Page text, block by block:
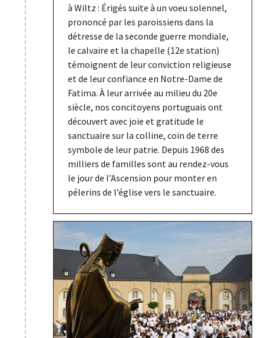
à Wiltz : Érigés suite à un voeu solennel,
prononcé par les paroissiens dans la
détresse de la seconde guerre mondiale,
le calvaire et la chapelle (12e station)
témoignent de leur conviction religieuse
et de leur confiance en Notre-Dame de
Fatima. À leur arrivée au milieu du 20e
siècle, nos concitoyens portuguais ont
découvert avec joie et gratitude le
sanctuaire sur la colline, coin de terre
symbole de leur patrie. Depuis 1968 des
milliers de familles sont au rendez-vous
le jour de l’Ascension pour monter en
pélerins de l’église vers le sanctuaire.